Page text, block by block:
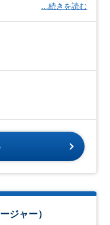
…続きを読む
ジャー）